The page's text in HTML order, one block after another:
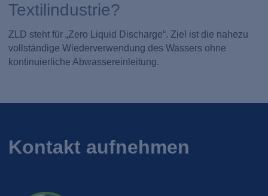
Textilindustrie?
ZLD steht für „Zero Liquid Discharge“. Ziel ist die nahezu
vollständige Wiederverwendung des Wassers ohne
kontinuierliche Abwassereinleitung.
Kontakt aufnehmen